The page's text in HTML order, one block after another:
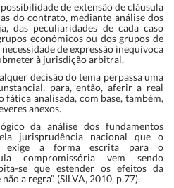
de extensão de cláusula
do contrato, mediante análise dos
das peculiaridades de cada caso
econômicos ou dos grupos de
de expressão inequívoca
à jurisdição arbitral.
decisão do tema perpassa uma
para, então, aferir a real
fática analisada, com base, também,
anexos.
da análise dos fundamentos
jurisprudência nacional que o
exige a forma escrita para o
compromissória vem sendo
se que estender os efeitos da
a regra”. (SILVA, 2010, p.77).